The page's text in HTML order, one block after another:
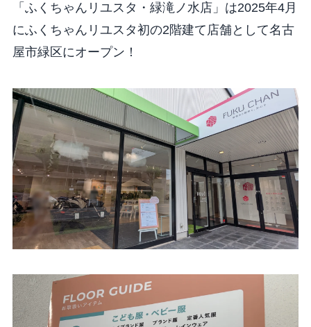
「ふくちゃんリユスタ・緑滝ノ水店」は2025年4月
にふくちゃんリユスタ初の2階建て店舗として名古
屋市緑区にオープン！